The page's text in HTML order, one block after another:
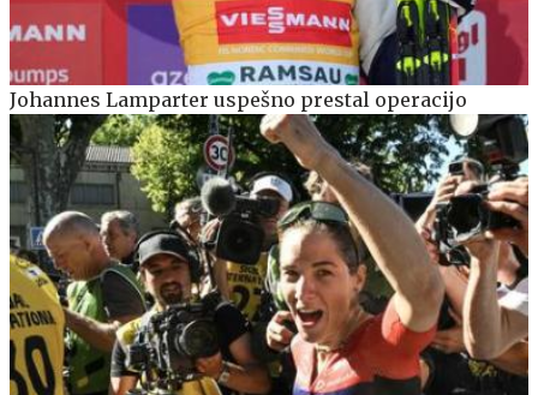
Johannes Lamparter uspešno prestal operacijo